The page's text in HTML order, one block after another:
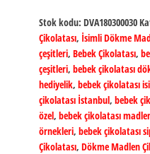
Stok kodu: DVA180300030
Çikolatası, İsimli Dökme
çeşitleri, Bebek Çikolatası,
çeşitleri, bebek çikolatası
hediyelik, bebek çikolatası
çikolatası İstanbul, bebek
özel, bebek çikolatası
örnekleri, bebek çikolatası
Çikolatası, Dökme Madlen